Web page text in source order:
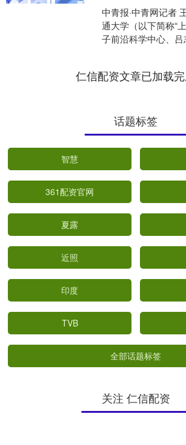
中青报·中青网记者
通大学（以下简称“
子前沿科学中心、
仁信配资文章已加载
话题标签
智慧
361配资官网
夏露
近照
印度
TVB
全部话题标签
关注 仁信配资